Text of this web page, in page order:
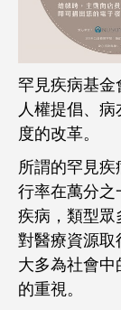
罕見疾病基金
人權提倡、
度的改革。
所謂的罕見
行率在萬分
疾病，類型
對醫療資源
大多為社會
的重視。